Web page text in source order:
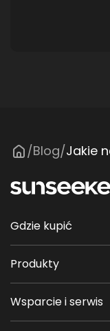
/Blog/
Gdzie kupić
Produkty
Wsparcie i serwis